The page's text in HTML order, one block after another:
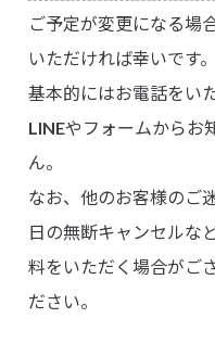
ご予定が変更になる場
いただければ幸いです。
基本的にはお電話をい
LINEやフォームからお
ん。
なお、他のお客様のご
日の無断キャンセルな
料をいただく場合がご
ださい。